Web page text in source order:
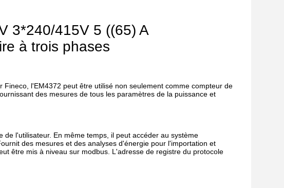
3*240/415V 5 ((65) A
à trois phases
l'EM4372 peut être utilisé non seulement comme compteur de
des mesures de tous les paramètres de la puissance et
l'utilisateur. En même temps, il peut accéder au système
des mesures et des analyses d'énergie pour l'importation et
être mis à niveau sur modbus. L'adresse de registre du protocole